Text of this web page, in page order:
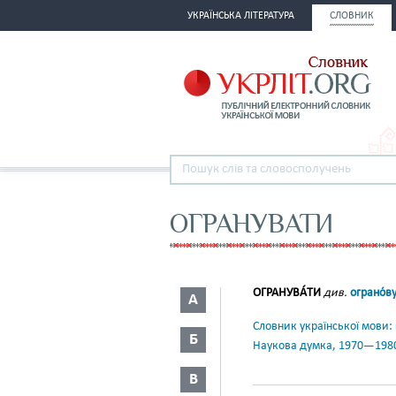
УКРАЇНСЬКА ЛІТЕРАТУРА СЛОВНИК
ОГРАНУВАТИ
А
Б
В
ОГРАНУВА́ТИ див.
Словник української
Наукова думка,